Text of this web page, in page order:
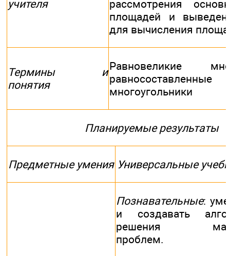
учителя
рассмотрения
площадей и
для вычисления
Термины и
понятия
Равновеликие
равносоставленные
многоугольники
Планируемые результаты
Предметные умения Универсальные
Познавательные:
и создавать
решения
проблем.